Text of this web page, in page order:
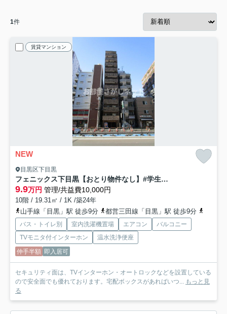
1件
賃貸マンション
NEW
目黒区下目黒
フェニックス下目黒【おとり物件なし】#学生・社会人にオススメ！初期費用分割払いOK！
9.9万円 管理/共益費10,000円
10階 / 19.31㎡ / 1K /築24年
山手線「目黒」駅 徒歩9分
都営三田線「目黒」駅 徒歩9分
バス・トイレ別 室内洗濯機置場 エアコン
バルコニー
TVモニタ付インターホン
温水洗浄便座
仲手半額 即入居可
セキュリティ面は、TVインターホン・オートロックなどを設置している
ので安全面でも優れております。宅配ボックスがあればいつ... もっと見
る